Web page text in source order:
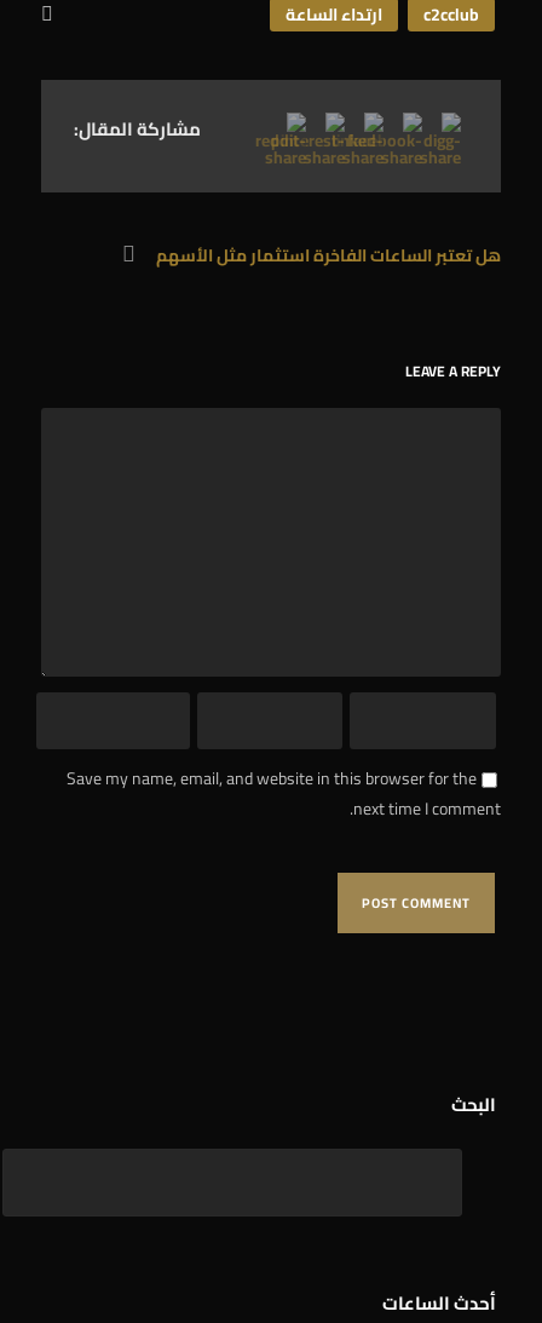
c2cclub ارتداء الساعة
مشاركة المقال:
هل تعتبر الساعات الفاخرة استثمار مثل الأسهم
LEAVE A REPLY
Save my name, email, and website in this browser for the
next time I comment.
البحث
أحدث الساعات